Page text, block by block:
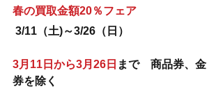
春の買取金額20％フェア
3/11（土)～3/26（日）
3月11日から3月26日 まで　商品券、金
券を除く